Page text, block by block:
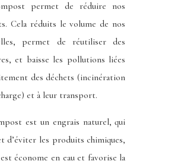
permet de réduire nos
Cela réduits le volume de nos
permet de réutiliser des
et baisse les pollutions liées
des déchets (incinération
et à leur transport.
est un engrais naturel, qui
d’éviter les produits chimiques,
économe en eau et favorise la